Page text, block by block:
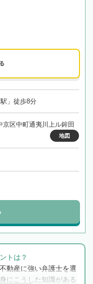
」徒歩8分
区中町通夷川上ル鉾田
地図
トは？
動産に強い弁護士を選
にこうした知識がある